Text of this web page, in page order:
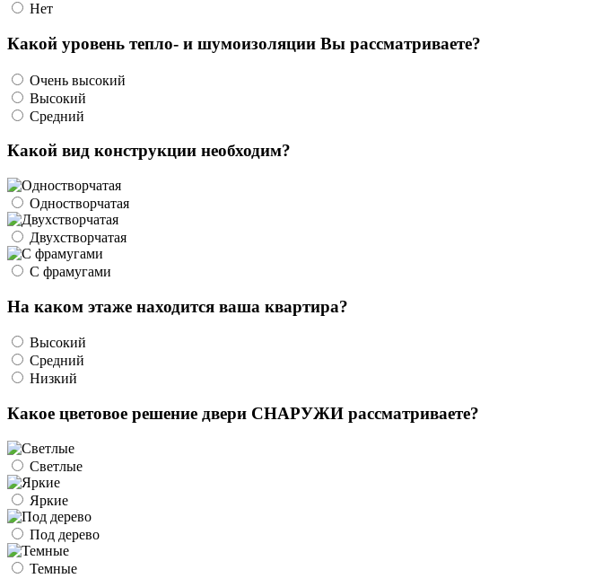
Нет
Какой уровень тепло- и шумоизоляции Вы рассматриваете?
Очень высокий
Высокий
Средний
Какой вид конструкции необходим?
Одностворчатая
Двухстворчатая
С фрамугами
На каком этаже находится ваша квартира?
Высокий
Средний
Низкий
Какое цветовое решение двери СНАРУЖИ рассматриваете?
Светлые
Яркие
Под дерево
Темные